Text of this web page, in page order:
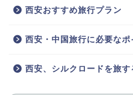
西安おすすめ旅行プラン
西安・中国旅行に必要なポ
西安、シルクロードを旅す